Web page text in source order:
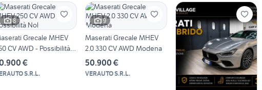
8
Grecale MHEV
CV AWD - Possibilità
€
S.R.L.
9
Maserati Grecale MHEV
2.0 330 CV AWD Modena
50.900 €
VERAUTO S.R.L.